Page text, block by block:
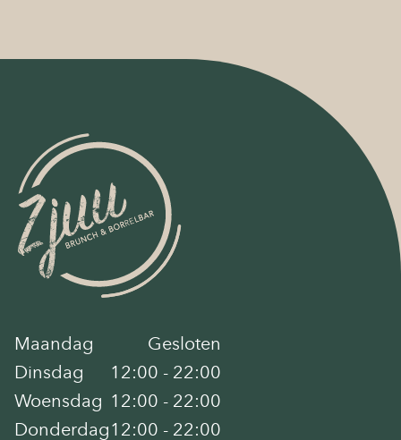
Maandag
Dinsdag
Woensdag
Donderdag
Gesloten
12:00 - 22:00
12:00 - 22:00
12:00 - 22:00